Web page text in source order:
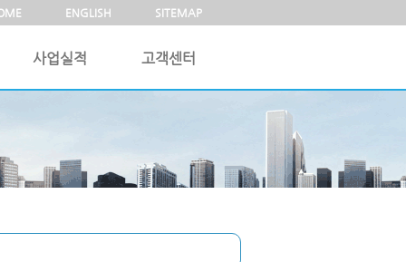
ENGLISH SITEMAP
사업실적 고객센터